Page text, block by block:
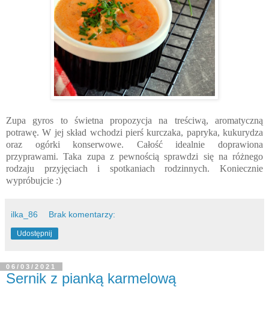
Zupa gyros to świetna propozycja na treściwą, aromatyczną
potrawę. W jej skład wchodzi pierś kurczaka, papryka, kukurydza
oraz ogórki konserwowe. Całość idealnie doprawiona
przyprawami. Taka zupa z pewnością sprawdzi się na różnego
rodzaju przyjęciach i spotkaniach rodzinnych. Koniecznie
wypróbujcie :)
ilka_86 Brak komentarzy:
Udostępnij
06/03/2021
Sernik z pianką karmelową